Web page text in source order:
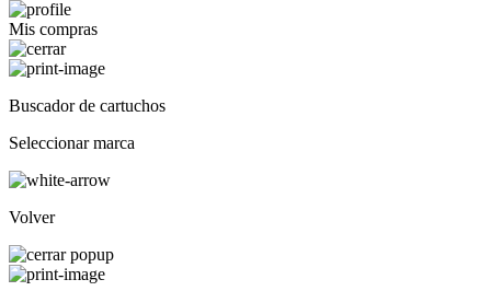
Mis compras
Buscador de cartuchos
Seleccionar marca
Volver